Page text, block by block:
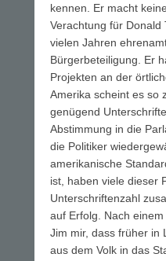
kennen. Er macht
Verachtung für
vielen Jahren
Bürgerbeteiligung. Er
Projekten an der
Amerika scheint es so
genügend
Abstimmung in die
die Politiker
amerikanische
ist, haben viele dieser
Unterschriftenzahl
auf Erfolg. Nach
Jim mir, dass früher in
aus dem Volk in das